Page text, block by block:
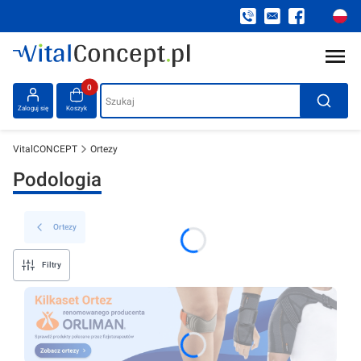
Zaloguj się
Produkty w koszyku: 0. Zobacz szczegóły
Koszyk Szukaj
VitalCONCEPT Ortezy
Podologia
Ortezy
Filtry